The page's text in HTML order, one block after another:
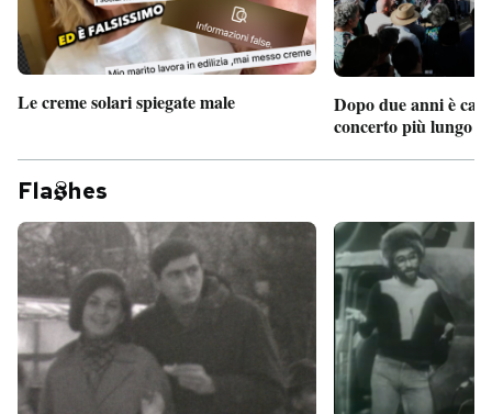
Le creme solari spiegate male
Dopo due anni è
concerto più lungo
Fla hes